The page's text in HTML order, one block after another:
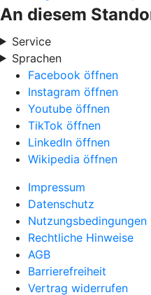
An diesem
Service
Sprachen
Facebook öffnen
Instagram öffnen
Youtube öffnen
TikTok öffnen
LinkedIn öffnen
Wikipedia öffnen
Impressum
Datenschutz
Nutzungsbedingungen
Rechtliche Hinweise
AGB
Barrierefreiheit
Vertrag widerrufen